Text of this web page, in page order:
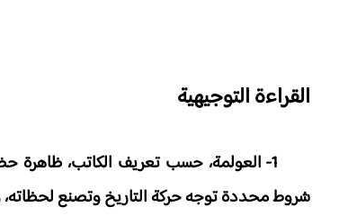
القراءة التوجيهية
1- العولمة، حسب تعريف الكاتب، ظاهرة
شروط محددة توجه حركة التاريخ وتصنع لحظاته،